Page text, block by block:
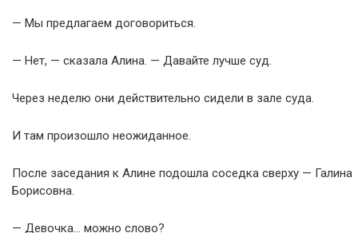
— Мы предлагаем договориться.
— Нет, — сказала Алина. — Давайте лучше суд.
Через неделю они действительно сидели в зале суда.
И там произошло неожиданное.
После заседания к Алине подошла соседка сверху — Галина
Борисовна.
— Девочка… можно слово?